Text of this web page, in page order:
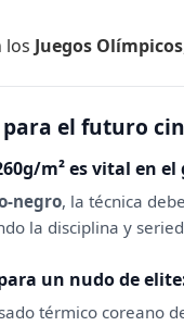
los Juegos Olímpicos
para el futuro
m² es vital en el
negro, la técnica
la disciplina y
un nudo de
térmico coreano